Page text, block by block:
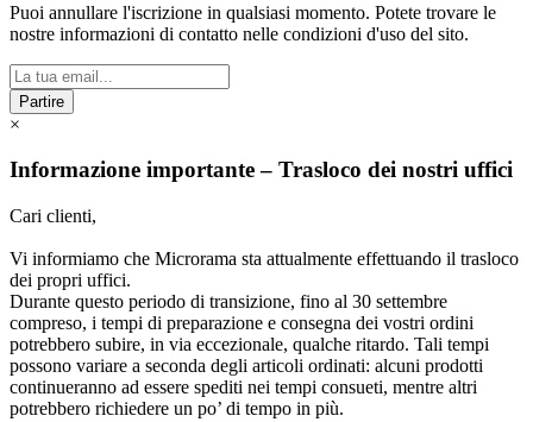
Puoi annullare l'iscrizione in qualsiasi momento. Potete trovare le
nostre informazioni di contatto nelle condizioni d'uso del sito.
Partire
×
Informazione importante – Trasloco dei nostri uffici
Cari clienti,
Vi informiamo che Microrama sta attualmente effettuando il trasloco
dei propri uffici.
Durante questo periodo di transizione, fino al 30 settembre
compreso, i tempi di preparazione e consegna dei vostri ordini
potrebbero subire, in via eccezionale, qualche ritardo. Tali tempi
possono variare a seconda degli articoli ordinati: alcuni prodotti
continueranno ad essere spediti nei tempi consueti, mentre altri
potrebbero richiedere un po’ di tempo in più.